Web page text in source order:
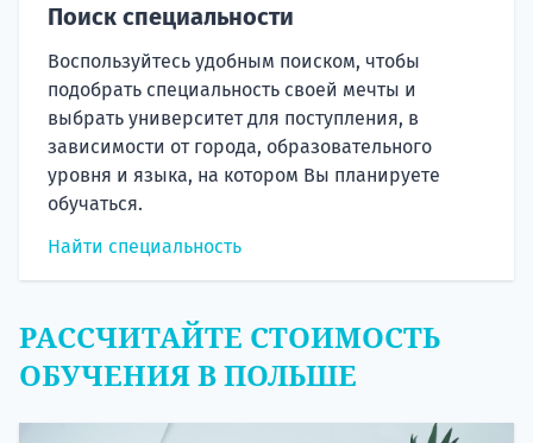
Поиск специальности
Воспользуйтесь удобным поиском, чтобы
подобрать специальность своей мечты и
выбрать университет для поступления, в
зависимости от города, образовательного
уровня и языка, на котором Вы планируете
обучаться.
Найти специальность
РАССЧИТАЙТЕ СТОИМОСТЬ
ОБУЧЕНИЯ В ПОЛЬШЕ